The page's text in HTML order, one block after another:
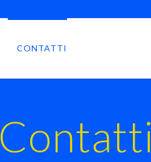
CONTATTI
Contatti